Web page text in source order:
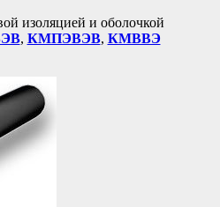
изоляцией и оболочкой
, КМПЭВЭВ, КМВВЭ